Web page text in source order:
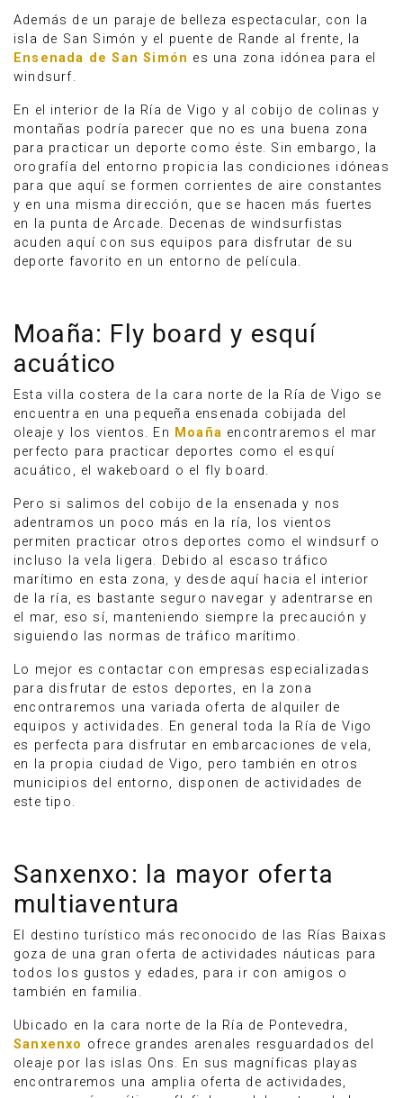
Además de un paraje de belleza espectacular, con la
isla de San Simón y el puente de Rande al frente, la
Ensenada de San Simón es una zona idónea para el
windsurf.
En el interior de la Ría de Vigo y al cobijo de colinas y
montañas podría parecer que no es una buena zona
para practicar un deporte como éste. Sin embargo, la
orografía del entorno propicia las condiciones idóneas
para que aquí se formen corrientes de aire constantes
y en una misma dirección, que se hacen más fuertes
en la punta de Arcade. Decenas de windsurfistas
acuden aquí con sus equipos para disfrutar de su
deporte favorito en un entorno de película.
Moaña: Fly board y esquí
acuático
Esta villa costera de la cara norte de la Ría de Vigo se
encuentra en una pequeña ensenada cobijada del
oleaje y los vientos. En Moaña encontraremos el mar
perfecto para practicar deportes como el esquí
acuático, el wakeboard o el fly board.
Pero si salimos del cobijo de la ensenada y nos
adentramos un poco más en la ría, los vientos
permiten practicar otros deportes como el windsurf o
incluso la vela ligera. Debido al escaso tráfico
marítimo en esta zona, y desde aquí hacia el interior
de la ría, es bastante seguro navegar y adentrarse en
el mar, eso sí, manteniendo siempre la precaución y
siguiendo las normas de tráfico marítimo.
Lo mejor es contactar con empresas especializadas
para disfrutar de estos deportes, en la zona
encontraremos una variada oferta de alquiler de
equipos y actividades. En general toda la Ría de Vigo
es perfecta para disfrutar en embarcaciones de vela,
en la propia ciudad de Vigo, pero también en otros
municipios del entorno, disponen de actividades de
este tipo.
Sanxenxo: la mayor oferta
multiaventura
El destino turístico más reconocido de las Rías Baixas
goza de una gran oferta de actividades náuticas para
todos los gustos y edades, para ir con amigos o
también en familia.
Ubicado en la cara norte de la Ría de Pontevedra,
Sanxenxo ofrece grandes arenales resguardados del
oleaje por las islas Ons. En sus magníficas playas
encontraremos una amplia oferta de actividades,